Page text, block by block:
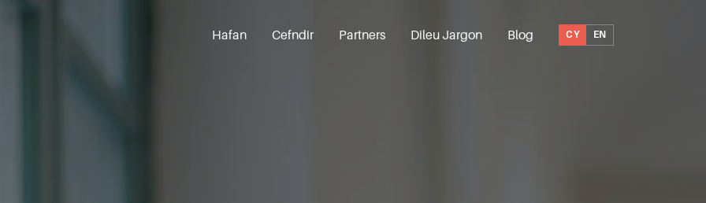
Hafan Cefndir Partners Dileu Jargon Blog CY EN